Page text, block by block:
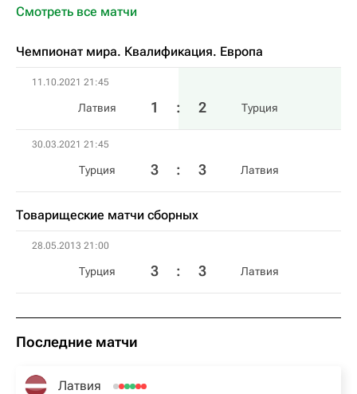
Смотреть все матчи
Чемпионат мира. Квалификация. Европа
11.10.2021 21:45
Латвия 1 : 2 Турция
30.03.2021 21:45
Турция 3 : 3 Латвия
Товарищеские матчи сборных
28.05.2013 21:00
Турция 3 : 3 Латвия
Последние матчи
Латвия